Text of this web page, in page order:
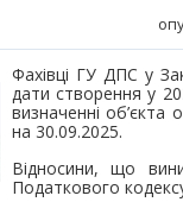
Фахівці ГУ ДПС у
дати створення у
визначенні об’єкта
на 30.09.2025.
Відносини, що
Податкового